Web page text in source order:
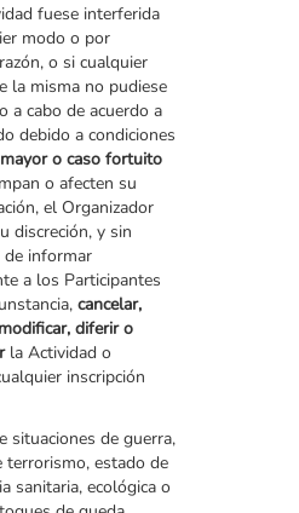
fuese interferida
modo o por
o si cualquier
la misma no pudiese
a cabo de acuerdo a
debido a condiciones
o caso fortuito
o afecten su
el Organizador
discreción, y sin
de informar
a los Participantes
cancelar,
diferir o
la Actividad o
inscripción
situaciones de guerra,
terrorismo, estado de
sanitaria, ecológica o